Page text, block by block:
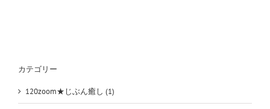
不
は
カテゴリー
120zoom★じぶん癒し (1)